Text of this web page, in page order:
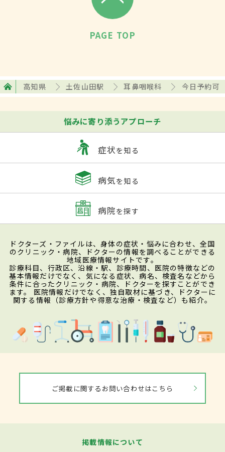
PAGE TOP
高知県 土佐山田駅 耳鼻咽喉科 今日予約可
悩みに寄り添うアプローチ
症状を知る
病気を知る
病院を探す
ドクターズ・ファイルは、身体の症状・悩みに合わせ、全国
のクリニック・病院、ドクターの情報を調べることができる
地域医療情報サイトです。
診療科目、行政区、沿線・駅、診療時間、医院の特徴などの
基本情報だけでなく、気になる症状、病名、検査名などから
条件に合ったクリニック・病院、ドクターを探すことができ
ます。 医院情報だけでなく、独自取材に基づき、ドクターに
関する情報（診療方針や得意な治療・検査など）も紹介。
ご掲載に関するお問い合わせはこちら
掲載情報について